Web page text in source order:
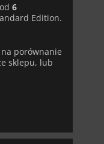
6
Edition.
porównanie
sklepu, lub